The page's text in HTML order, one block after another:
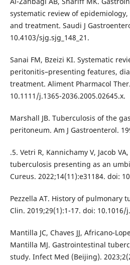
systematic review of
and treatment. Saudi J
10.4103/sjg.sjg_148_21.
Sanai FM, Bzeizi KI. Systematic
peritonitis–presenting features,
treatment. Aliment Pharmacol
10.1111/j.1365-2036.2005.02645.x.
Marshall JB. Tuberculosis of the
peritoneum. Am J Gastroenterol.
.5. Vetri R, Kannichamy V, Jacob
tuberculosis presenting as an
Cureus. 2022;14(11):e31184. doi:
Pezzella AT. History of pulmonary
Clin. 2019;29(1):1-17. doi:
Mantilla JC, Chaves JJ, Africano-
Mantilla MJ. Gastrointestinal
study. Infect Med (Beijing).